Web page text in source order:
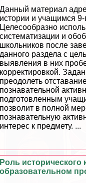
Данный материал
истории и учащимся 9-
Целесообразно
систематизации и
школьников после
данного раздела с
выявления в них
корректировкой.
преодолеть
познавательной
подготовленным
позволит в полной
познавательную
интерес к предмету. ...
Роль исторического
образовательном